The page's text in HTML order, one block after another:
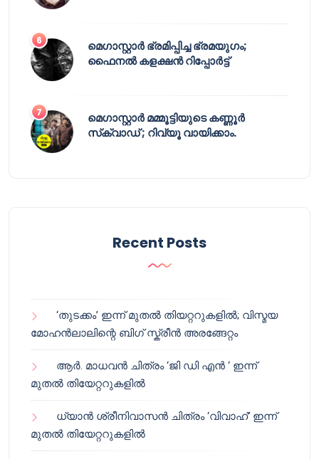
മെഗാസ്റ്റാർ ഭ്രമിപ്പിച്ച ഭ്രമയുഗം;
ഫൈനൽ കളക്ഷൻ റിപ്പോർട്ട്
മെഗാസ്റ്റാർ മമ്മൂട്ടിയുടെ കണ്ണൂർ
സ്‌ക്വാഡ് ; റിവ്യൂ വായിക്കാം.
Recent Posts
‘തുടക്കം’ ഇന്ന് മുതൽ തിയറ്ററുകളിൽ; വിസ്മയ
മോഹൻലാലിന്റെ ബിഗ് സ്ക്രീൻ അരങ്ങേറ്റം
ആർ. മാധവൻ ചിത്രം ‘ജി ഡി എൻ ‘ ഇന്ന്
മുതൽ തിയേറ്ററുകളിൽ
ധ്യാൻ ശ്രീനിവാസൻ ചിത്രം ‘വിവാഹ്’ ഇന്ന്
മുതൽ തിയേറ്ററുകളിൽ